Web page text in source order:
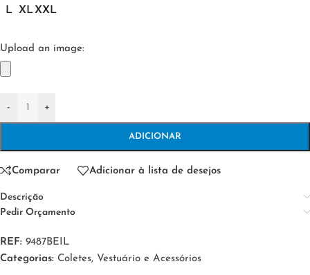
L XLXXL
Upload an image:
- +
ADICIONAR
Comparar Adicionar à lista de desejos
Descrição
Pedir Orçamento
REF: 9487BEIL
Categorias: Coletes, Vestuário e Acessórios